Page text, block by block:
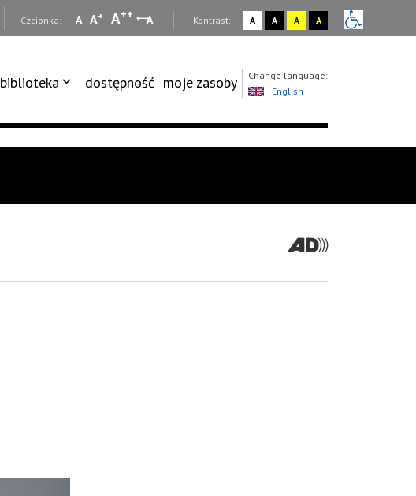
Czcionka: A A+ A++ A Kontrast: A A A A
biblioteka dostępność moje zasoby
Change language:
English